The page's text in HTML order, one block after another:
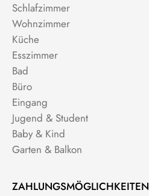
Schlafzimmer
Wohnzimmer
Küche
Esszimmer
Bad
Büro
Eingang
Jugend & Student
Baby & Kind
Garten & Balkon
ZAHLUNGSMÖGLICHKEITEN